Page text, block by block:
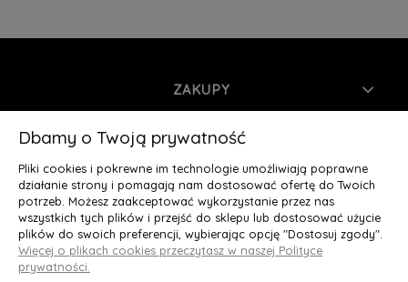
ZAKUPY
INFORMACJE
MOJE KONTO
O NAS
Deluxury.pl
Dbamy o Twoją prywatność
Pliki cookies i pokrewne im technologie umożliwiają poprawne
działanie strony i pomagają nam dostosować ofertę do Twoich
potrzeb. Możesz zaakceptować wykorzystanie przez nas
wszystkich tych plików i przejść do sklepu lub dostosować użycie
plików do swoich preferencji, wybierając opcję "Dostosuj zgody".
Więcej o plikach cookies przeczytasz w naszej Polityce
prywatności.